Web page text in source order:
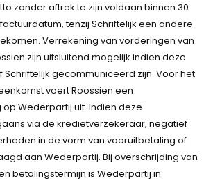
zonder aftrek te zijn voldaan binnen 30
tenzij Schriftelijk een andere
Verrekening van vorderingen van
zijn uitsluitend mogelijk indien deze
Schriftelijk gecommuniceerd zijn. Voor het
voert Roossien een
Wederpartij uit. Indien deze
via de kredietverzekeraar, negatief
in de vorm van vooruitbetaling of
aan Wederpartij. Bij overschrijding van
betalingstermijn is Wederpartij in